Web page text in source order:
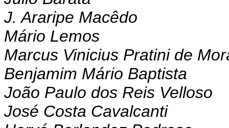
J. Araripe Macêdo
Mário Lemos
Marcus Vinicius Pratini de
Benjamim Mário Baptista
João Paulo dos Reis Velloso
José Costa Cavalcanti